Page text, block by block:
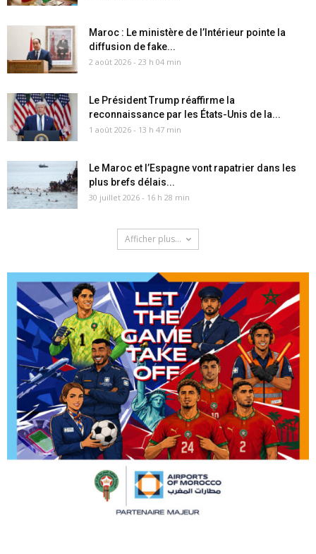
Maroc : Le ministère de l’Intérieur pointe la
diffusion de fake...
2 août 2026 - 23 h 04 min
Le Président Trump réaffirme la
reconnaissance par les États-Unis de la...
1 août 2026 - 13 h 47 min
Le Maroc et l’Espagne vont rapatrier dans les
plus brefs délais...
30 juillet 2026 - 16 h 28 min
Afficher plus...